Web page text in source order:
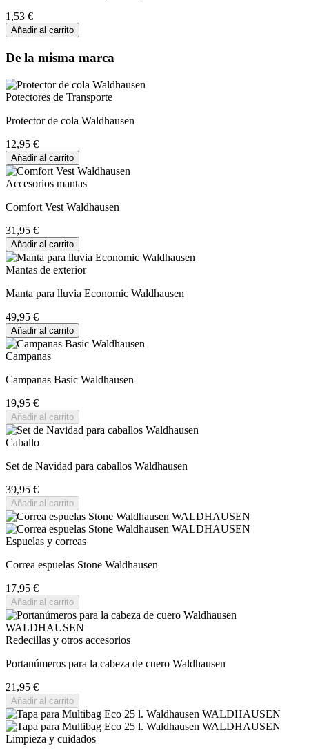
1,53 €
Añadir al carrito
De la misma marca
Potectores de Transporte
Protector de cola Waldhausen
12,95 €
Añadir al carrito
Accesorios mantas
Comfort Vest Waldhausen
31,95 €
Añadir al carrito
Mantas de exterior
Manta para lluvia Economic Waldhausen
49,95 €
Añadir al carrito
Campanas
Campanas Basic Waldhausen
19,95 €
Añadir al carrito
Caballo
Set de Navidad para caballos Waldhausen
39,95 €
Añadir al carrito
Espuelas y correas
Correa espuelas Stone Waldhausen
17,95 €
Añadir al carrito
Redecillas y otros accesorios
Portanúmeros para la cabeza de cuero Waldhausen
21,95 €
Añadir al carrito
Limpieza y cuidados